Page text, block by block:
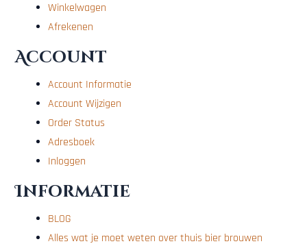
Winkelwagen
Afrekenen
Account
Account Informatie
Account Wijzigen
Order Status
Adresboek
Inloggen
Informatie
BLOG
Alles wat je moet weten over thuis bier brouwen